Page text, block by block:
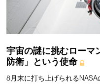
宇宙の謎に挑むローマ
防衛」という使命
8月末に打ち上げられる